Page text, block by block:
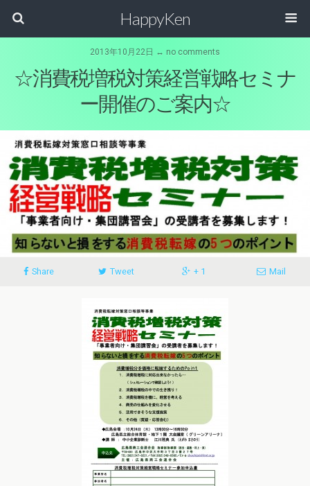
HappyKen
2013年10月22日 ↔ no comments
☆消費税増税対策経営戦略セミナ
ー開催のご案内☆
Share Tweet + 1 Mail